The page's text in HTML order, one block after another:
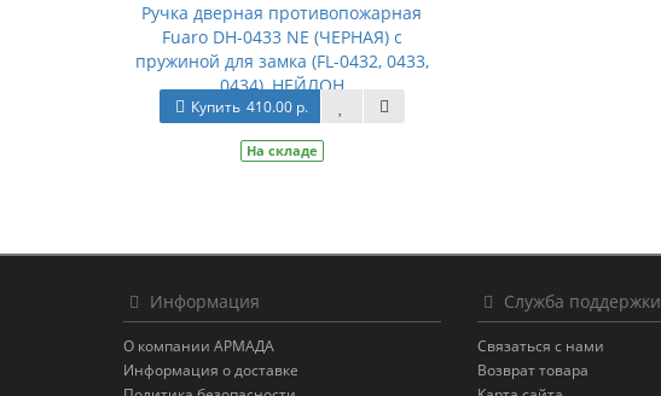
Ручка дверная противопожарная
Fuaro DH-0433 NE (ЧЕРНАЯ) с
пружиной для замка (FL-0432, 0433,
0434), НЕЙЛОН
Купить 410.00 р.
На складе
Информация
О компании АРМАДА
Информация о доставке
Служба поддержки
Связаться с нами
Возврат товара